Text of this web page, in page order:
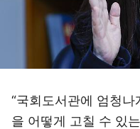
“국회도서관에 엄청
을 어떻게 고칠 수 있